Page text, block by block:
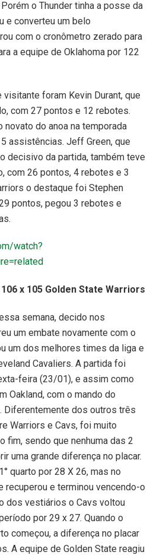
o Thunder tinha a posse da
e converteu um belo
com o cronômetro zerado para
a equipe de Oklahoma por 122
foram Kevin Durant, que
com 27 pontos e 12 rebotes.
novato do anoa na temporada
assistências. Jeff Green, que
decisivo da partida, também teve
com 26 pontos, 4 rebotes e 3
o destaque foi Stephen
pontos, pegou 3 rebotes e
watch?
x 105 Golden State Warriors
semana, decido nos
um embate novamente com o
um dos melhores times da liga e
Cavaliers. A partida foi
feira (23/01), e assim como
Oakland, com o mando do
Diferentemente dos outros três
Warriors e Cavs, foi muito
fim, sendo que nenhuma das 2
uma grande diferença no placar.
quarto por 28 X 26, mas no
recuperou e terminou vencendo-o
dos vestiários o Cavs voltou
por 29 x 27. Quando o
começou, a diferença no placar
A equipe de Golden State reagiu